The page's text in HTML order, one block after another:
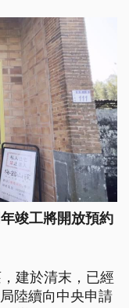
竣工將開放預約
建於清末，已經
陸續向中央申請